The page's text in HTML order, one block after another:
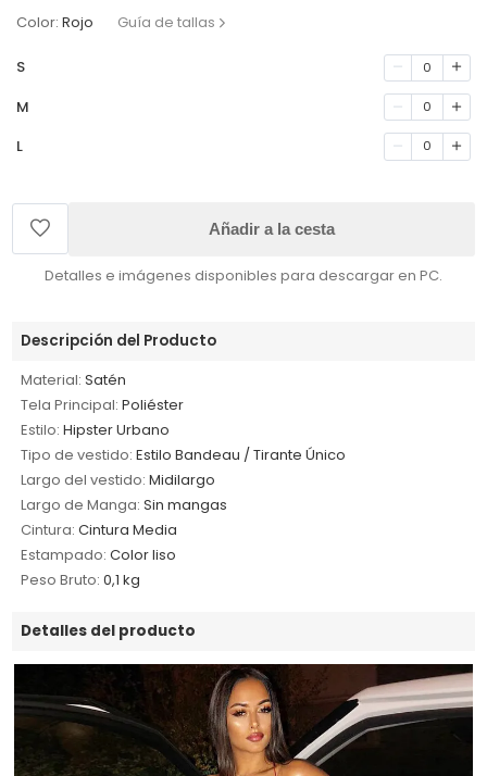
Color: Rojo Guía de tallas
S 0
M 0
L 0
Añadir a la cesta
Detalles e imágenes disponibles para descargar en PC.
Descripción del Producto
Material: Satén
Tela Principal: Poliéster
Estilo: Hipster Urbano
Tipo de vestido: Estilo Bandeau / Tirante Único
Largo del vestido: Midilargo
Largo de Manga: Sin mangas
Cintura: Cintura Media
Estampado: Color liso
Peso Bruto: 0,1 kg
Detalles del producto